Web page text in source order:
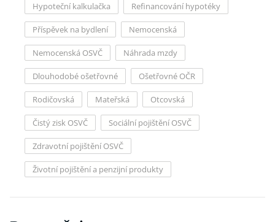
Hypoteční kalkulačka Refinancování hypotéky
Příspěvek na bydlení Nemocenská
Nemocenská OSVČ Náhrada mzdy
Dlouhodobé ošetřovné Ošetřovné OČR
Rodičovská Mateřská Otcovská
Čistý zisk OSVČ Sociální pojištění OSVČ
Zdravotní pojištění OSVČ
Životní pojištění a penzijní produkty